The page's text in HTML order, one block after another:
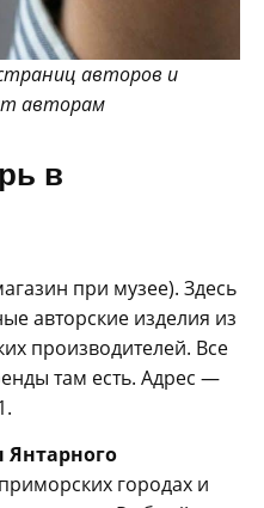
авторов и
авторам
в
при музее). Здесь
авторские изделия из
производителей. Все
там есть. Адрес —
городах и